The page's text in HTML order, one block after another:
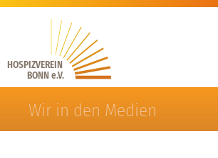
HOSPIZVEREIN
BONN e.V.
Wir in den Medien